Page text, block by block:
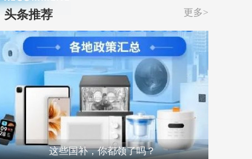
更多>
头条推荐
这些国补，你都领了吗？